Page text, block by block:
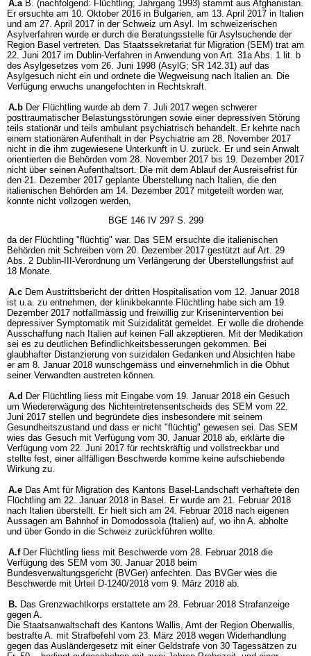
A.a B. (nachfolgend: Flüchtling; Jahrgang 1993) stammt aus Afghanistan.
Er ersuchte am 10. Oktober 2016 in Bulgarien, am 13. April 2017 in Italien
und am 27. April 2017 in der Schweiz um Asyl. Im schweizerischen
Asylverfahren wurde er durch die Beratungsstelle für Asylsuchende der
Region Basel vertreten. Das Staatssekretariat für Migration (SEM) trat am
22. Juni 2017 im Dublin-Verfahren in Anwendung von Art. 31a Abs. 1 lit. b
des Asylgesetzes vom 26. Juni 1998 (AsylG; SR 142.31) auf das
Asylgesuch nicht ein und ordnete die Wegweisung nach Italien an. Die
Verfügung erwuchs unangefochten in Rechtskraft.
A.b Der Flüchtling wurde ab dem 7. Juli 2017 wegen schwerer
posttraumatischer Belastungsstörungen sowie einer depressiven Störung
teils stationär und teils ambulant psychiatrisch behandelt. Er kehrte nach
einem stationären Aufenthalt in der Psychiatrie am 28. November 2017
nicht in die ihm zugewiesene Unterkunft in U. zurück. Er und sein Anwalt
orientierten die Behörden vom 28. November 2017 bis 19. Dezember 2017
nicht über seinen Aufenthaltsort. Die mit dem Ablauf der Ausreisefrist für
den 21. Dezember 2017 geplante Überstellung nach Italien, die den
italienischen Behörden am 14. Dezember 2017 mitgeteilt worden war,
konnte nicht vollzogen werden,
BGE 146 IV 297 S. 299
da der Flüchtling "flüchtig" war. Das SEM ersuchte die italienischen
Behörden mit Schreiben vom 20. Dezember 2017 gestützt auf Art. 29
Abs. 2 Dublin-III-Verordnung um Verlängerung der Überstellungsfrist auf
18 Monate.
A.c Dem Austrittsbericht der dritten Hospitalisation vom 12. Januar 2018
ist u.a. zu entnehmen, der klinikbekannte Flüchtling habe sich am 19.
Dezember 2017 notfallmässig und freiwillig zur Krisenintervention bei
depressiver Symptomatik mit Suizidalität gemeldet. Er wolle die drohende
Ausschaffung nach Italien auf keinen Fall akzeptieren. Mit der Medikation
sei es zu deutlichen Befindlichkeitsbesserungen gekommen. Bei
glaubhafter Distanzierung von suizidalen Gedanken und Absichten habe
er am 8. Januar 2018 wunschgemäss und einvernehmlich in die Obhut
seiner Verwandten austreten können.
A.d Der Flüchtling liess mit Eingabe vom 19. Januar 2018 ein Gesuch
um Wiedererwägung des Nichteintretensentscheids des SEM vom 22.
Juni 2017 stellen und begründete dies insbesondere mit seinem
Gesundheitszustand und dass er nicht "flüchtig" gewesen sei. Das SEM
wies das Gesuch mit Verfügung vom 30. Januar 2018 ab, erklärte die
Verfügung vom 22. Juni 2017 für rechtskräftig und vollstreckbar und
stellte fest, einer allfälligen Beschwerde komme keine aufschiebende
Wirkung zu.
A.e Das Amt für Migration des Kantons Basel-Landschaft verhaftete den
Flüchtling am 22. Januar 2018 in Basel. Er wurde am 21. Februar 2018
nach Italien überstellt. Er hielt sich am 24. Februar 2018 nach eigenen
Aussagen am Bahnhof in Domodossola (Italien) auf, wo ihn A. abholte
und über Gondo in die Schweiz zurückführen wollte.
A.f Der Flüchtling liess mit Beschwerde vom 28. Februar 2018 die
Verfügung des SEM vom 30. Januar 2018 beim
Bundesverwaltungsgericht (BVGer) anfechten. Das BVGer wies die
Beschwerde mit Urteil D-1240/2018 vom 9. März 2018 ab.
B. Das Grenzwachtkorps erstattete am 28. Februar 2018 Strafanzeige
gegen A.
Die Staatsanwaltschaft des Kantons Wallis, Amt der Region Oberwallis,
bestrafte A. mit Strafbefehl vom 23. März 2018 wegen Widerhandlung
gegen das Ausländergesetz mit einer Geldstrafe von 30 Tagessätzen zu